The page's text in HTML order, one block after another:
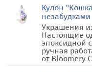
Кулон
незабудками
Украшения
Настоящие
эпоксидной
ручная
от Bloomery